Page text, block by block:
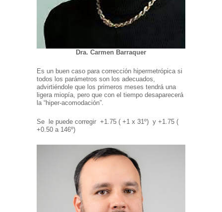
Dra. Carmen Barraquer
Es un buen caso para corrección hipermetrópica si
todos los parámetros son los adecuados,
advirtiéndole que los primeros meses tendrá una
ligera miopía, pero que con el tiempo desaparecerá
la “hiper-acomodación”.
Se le puede corregir +1.75 ( +1 x 31º) y +1.75 (
+0.50 a 146º)